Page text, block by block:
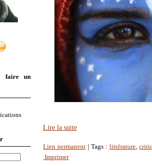
faire un
Lire la suite
Lien permanent | Tags : littérature,
Imprimer